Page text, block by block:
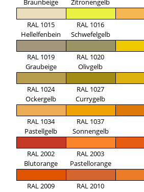
RAL 1015
Hellelfenbein
RAL 1016
Schwefelgelb
RAL 1019
Graubeige
RAL 1020
Olivgelb
RAL 1024
Ockergelb
RAL 1027
Currygelb
RAL 1034
Pastellgelb
RAL 1037
Sonnengelb
RAL 2002
Blutorange
RAL 2003
Pastellorange
RAL 2009
RAL 2010